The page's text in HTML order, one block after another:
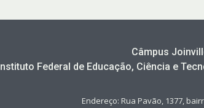
Câmpus
Instituto Federal de Educação, Ciência e
Endereço: Rua Pavão, 1377,